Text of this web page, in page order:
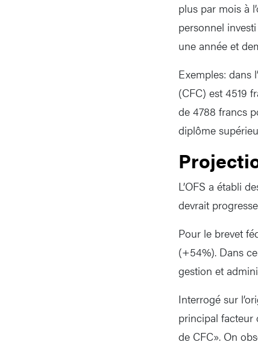
plus par mois à
personnel
une année et
Exemples: dans
(CFC) est 4519
de 4788 francs
diplôme
L’OFS a établi
devrait
Pour le brevet
(+54%). Dans
gestion et
Interrogé sur
principal facteur
de CFC». On